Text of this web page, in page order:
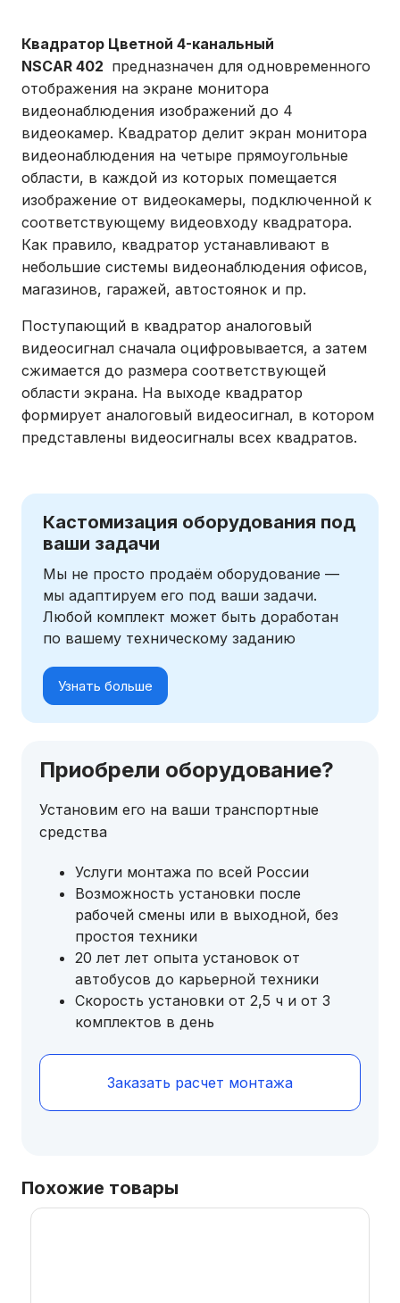
Квадратор Цветной 4-канальный
NSCAR 402 предназначен для одновременного
отображения на экране монитора
видеонаблюдения изображений до 4
видеокамер. Квадратор делит экран монитора
видеонаблюдения на четыре прямоугольные
области, в каждой из которых помещается
изображение от видеокамеры, подключенной к
соответствующему видеовходу квадратора.
Как правило, квадратор устанавливают в
небольшие системы видеонаблюдения офисов,
магазинов, гаражей, автостоянок и пр.
Поступающий в квадратор аналоговый
видеосигнал сначала оцифровывается, а затем
сжимается до размера соответствующей
области экрана. На выходе квадратор
формирует аналоговый видеосигнал, в котором
представлены видеосигналы всех квадратов.
Кастомизация оборудования под
ваши задачи
Мы не просто продаём оборудование —
мы адаптируем его под ваши задачи.
Любой комплект может быть доработан
по вашему техническому заданию
Узнать больше
Приобрели оборудование?
Установим его на ваши транспортные
средства
Услуги монтажа по всей России
Возможность установки после
рабочей смены или в выходной, без
простоя техники
20 лет лет опыта установок от
автобусов до карьерной техники
Скорость установки от 2,5 ч и от 3
комплектов в день
Заказать расчет монтажа
Похожие товары